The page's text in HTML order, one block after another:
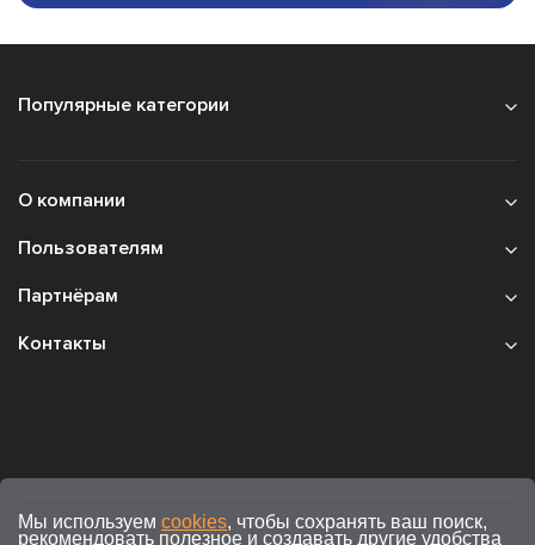
Популярные категории
О компании
Пользователям
Партнёрам
Контакты
Мы используем cookies, чтобы сохранять ваш поиск,
рекомендовать полезное и создавать другие удобства